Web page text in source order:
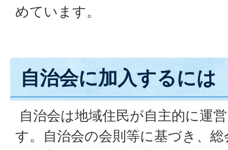
めています。
自治会に加入するには
自治会は地域住民が自主的に運
す。自治会の会則等に基づき、